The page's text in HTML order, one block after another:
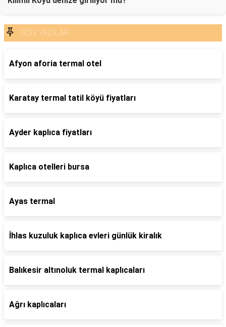
SON YAZILAR
Afyon aforia termal otel
Karatay termal tatil köyü fiyatları
Ayder kaplıca fiyatları
Kaplıca otelleri bursa
Ayas termal
İhlas kuzuluk kaplıca evleri günlük kiralık
Balıkesir altınoluk termal kaplıcaları
Ağrı kaplıcaları